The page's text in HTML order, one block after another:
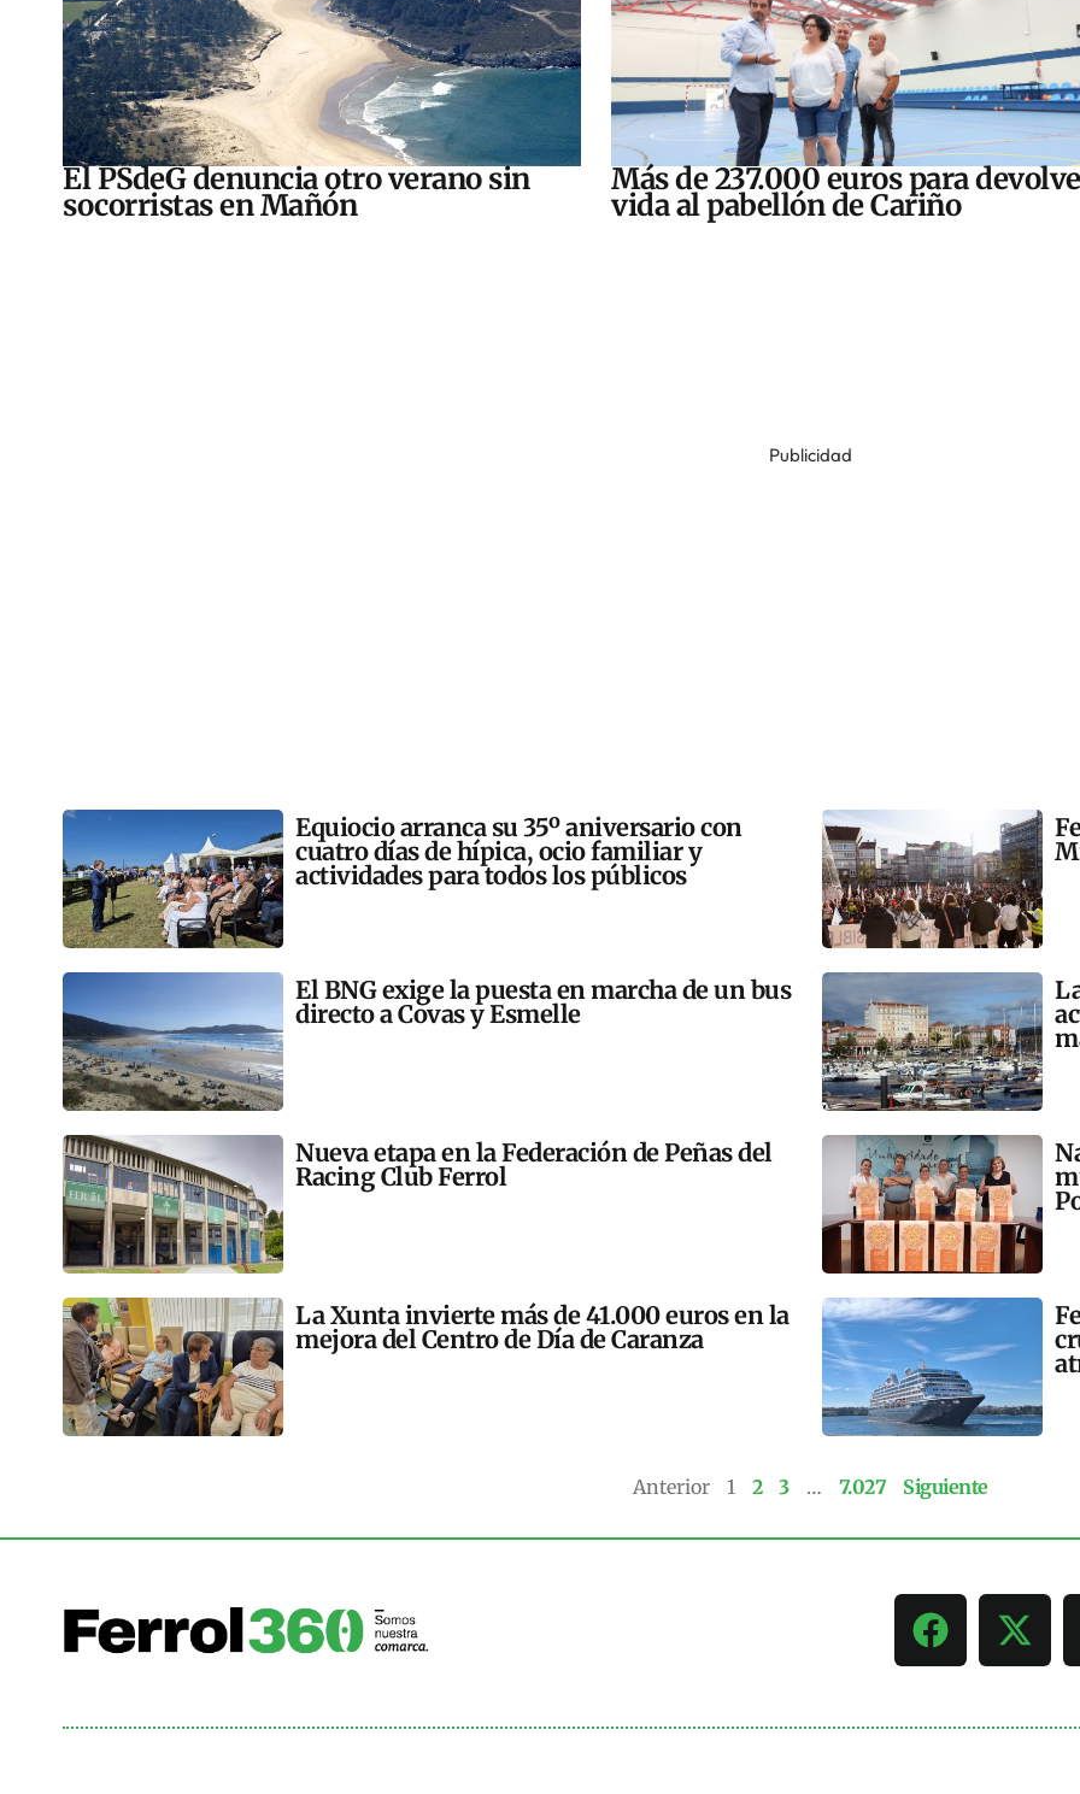
El PSdeG denuncia otro verano sin
socorristas en Mañón
Más de 237.000 euros para
vida al pabellón de Cariño
Publicidad
Equiocio arranca su 35º aniversario con
cuatro días de hípica, ocio familiar y
actividades para todos los públicos
El BNG exige la puesta en marcha de un bus
directo a Covas y Esmelle
Nueva etapa en la Federación de Peñas del
Racing Club Ferrol
La Xunta invierte más de 41.000 euros en la
mejora del Centro de Día de Caranza
Anterior 1 2 3 … 7.027 Siguiente